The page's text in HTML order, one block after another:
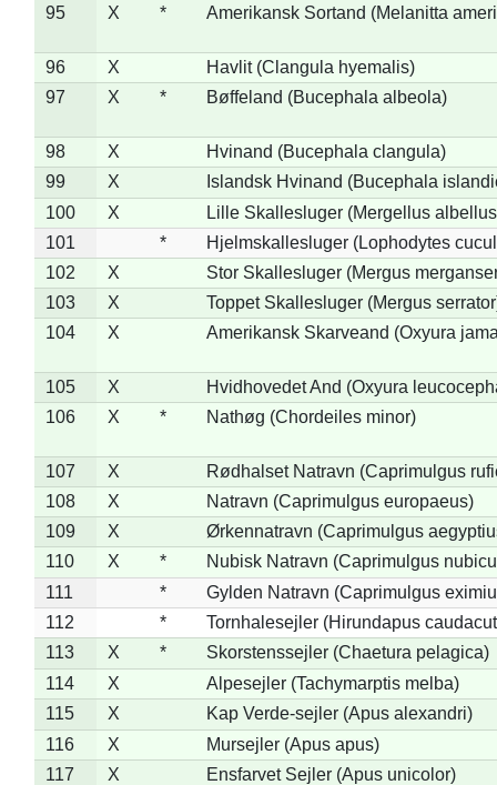
95 X * Amerikansk Sortand (Melanitta
96 X
Havlit (Clangula hyemalis)
97
X * Bøffeland (Bucephala albeola)
98 X
Hvinand (Bucephala clangula)
99
X
Islandsk Hvinand (Bucephala
100
X
Lille Skallesluger (Mergellus
101
*
Hjelmskallesluger (Lophodytes
102
X
Stor Skallesluger (Mergus
103
X
Toppet Skallesluger (Mergus
104
X Amerikansk Skarveand (Oxyura
105 X
Hvidhovedet And (Oxyura
106
X * Nathøg (Chordeiles minor)
107 X
Rødhalset Natravn (Caprimulgus
108
X
Natravn (Caprimulgus europaeus)
109
X
Ørkennatravn (Caprimulgus
110
X *
Nubisk Natravn (Caprimulgus
111
*
Gylden Natravn (Caprimulgus
112
*
Tornhalesejler (Hirundapus
113
X *
Skorstenssejler (Chaetura pelagica)
114
X
Alpesejler (Tachymarptis melba)
115
X
Kap Verde-sejler (Apus alexandri)
116
X
Mursejler (Apus apus)
117
X
Ensfarvet Sejler (Apus unicolor)